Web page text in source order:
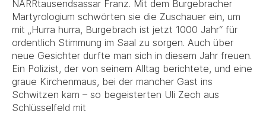
NARRtausendsassar Franz. Mit dem Burgebracher
Martyrologium schwörten sie die Zuschauer ein, um
mit „Hurra hurra, Burgebrach ist jetzt 1000 Jahr“ für
ordentlich Stimmung im Saal zu sorgen. Auch über
neue Gesichter durfte man sich in diesem Jahr freuen.
Ein Polizist, der von seinem Alltag berichtete, und eine
graue Kirchenmaus, bei der mancher Gast ins
Schwitzen kam – so begeisterten Uli Zech aus
Schlüsselfeld mit